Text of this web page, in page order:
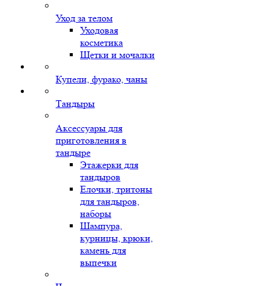
Уход за телом
Уходовая
косметика
Щетки и мочалки
Купели, фурако, чаны
Тандыры
Аксессуары для
приготовления в
тандыре
Этажерки для
тандыров
Елочки, тритоны
для тандыров,
наборы
Шампура,
курницы, крюки,
камень для
выпечки